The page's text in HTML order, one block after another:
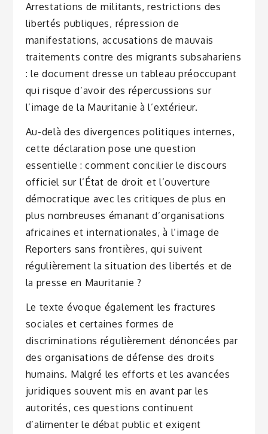
Arrestations de militants, restrictions des
libertés publiques, répression de
manifestations, accusations de mauvais
traitements contre des migrants subsahariens
: le document dresse un tableau préoccupant
qui risque d’avoir des répercussions sur
l’image de la Mauritanie à l’extérieur.
Au-delà des divergences politiques internes,
cette déclaration pose une question
essentielle : comment concilier le discours
officiel sur l’État de droit et l’ouverture
démocratique avec les critiques de plus en
plus nombreuses émanant d’organisations
africaines et internationales, à l’image de
Reporters sans frontières, qui suivent
régulièrement la situation des libertés et de
la presse en Mauritanie ?
Le texte évoque également les fractures
sociales et certaines formes de
discriminations régulièrement dénoncées par
des organisations de défense des droits
humains. Malgré les efforts et les avancées
juridiques souvent mis en avant par les
autorités, ces questions continuent
d’alimenter le débat public et exigent